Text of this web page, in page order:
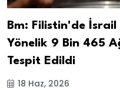
Bm: Filistin'de
Yönelik 9 Bin 465
Tespit Edildi
18 Haz, 2026